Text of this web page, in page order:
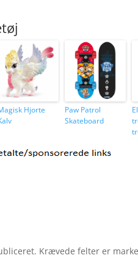
Hjorte
Paw Patrol
Skateboard
Krævede felter er